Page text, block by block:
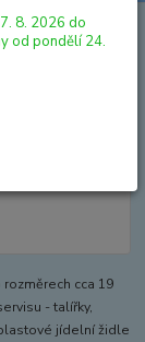
PRO PANENKY
cca 19
- talířky,
jídelní židle
8. 2026 do
od pondělí 24.